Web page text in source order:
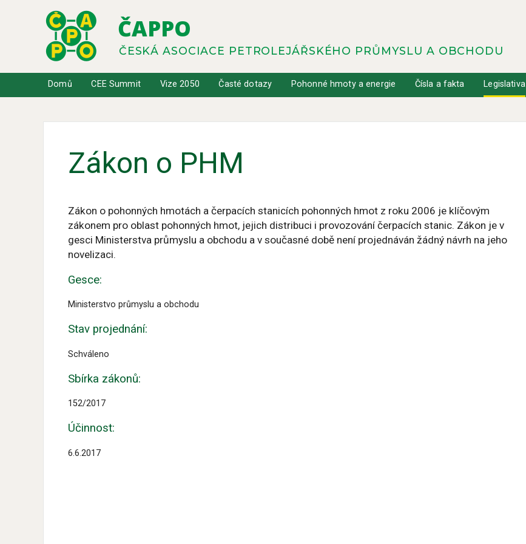
ČAPPO
ČESKÁ ASOCIACE PETROLEJÁŘSKÉHO PRŮMYSLU A OBCHODU
Domů CEE Summit Vize 2050 Časté dotazy Pohonné hmoty a energie Čísla a fakta Legislativa
Zákon o PHM
Zákon o pohonných hmotách a čerpacích stanicích pohonných hmot z roku 2006 je klíčovým
zákonem pro oblast pohonných hmot, jejich distribuci i provozování čerpacích stanic. Zákon je v
gesci Ministerstva průmyslu a obchodu a v současné době není projednáván žádný návrh na jeho
novelizaci.
Gesce:
Ministerstvo průmyslu a obchodu
Stav projednání:
Schváleno
Sbírka zákonů:
152/2017
Účinnost:
6.6.2017